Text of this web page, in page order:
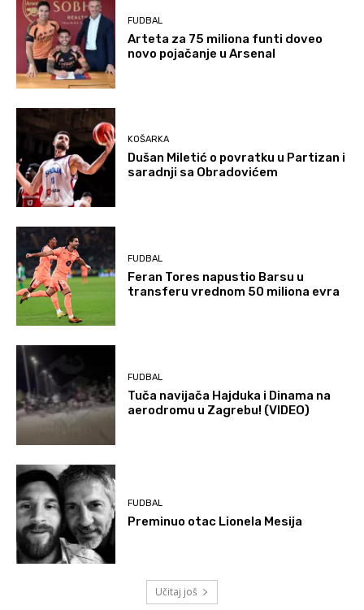
FUDBAL
Arteta za 75 miliona funti doveo
novo pojačanje u Arsenal
KOŠARKA
Dušan Miletić o povratku u Partizan i
saradnji sa Obradovićem
FUDBAL
Feran Tores napustio Barsu u
transferu vrednom 50 miliona evra
FUDBAL
Tuča navijača Hajduka i Dinama na
aerodromu u Zagrebu! (VIDEO)
FUDBAL
Preminuo otac Lionela Mesija
Učitaj još